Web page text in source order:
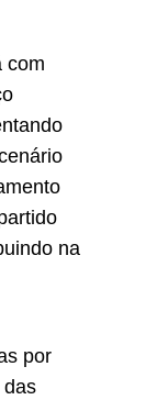
com
na
por
das